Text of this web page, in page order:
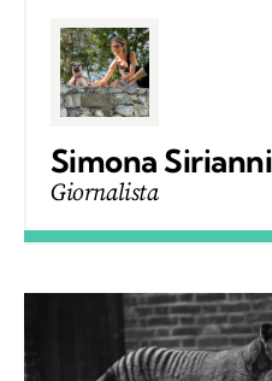
Simona Sirianni
Giornalista